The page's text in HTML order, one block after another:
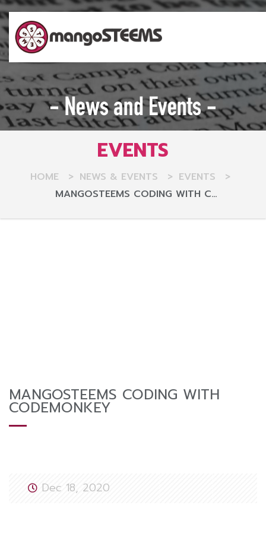
EVENTS
HOME > NEWS & EVENTS > EVENTS
>
MANGOSTEEMS CODING WITH C…
MANGOSTEEMS CODING WITH
CODEMONKEY
Dec 18, 2020